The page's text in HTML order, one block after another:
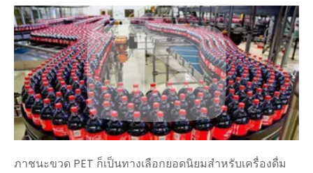
ภาชนะขวด PET ก็เป็นทางเลือกยอดนิยมสำหรับเครื่องดื่ม